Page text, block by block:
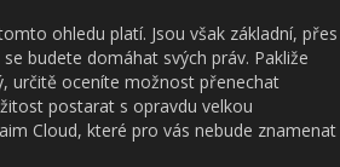
ohledu platí. Jsou však základní, přes
budete domáhat svých práv. Pakliže
určitě oceníte možnost přenechat
postarat s opravdu velkou
Cloud, které pro vás nebude znamenat